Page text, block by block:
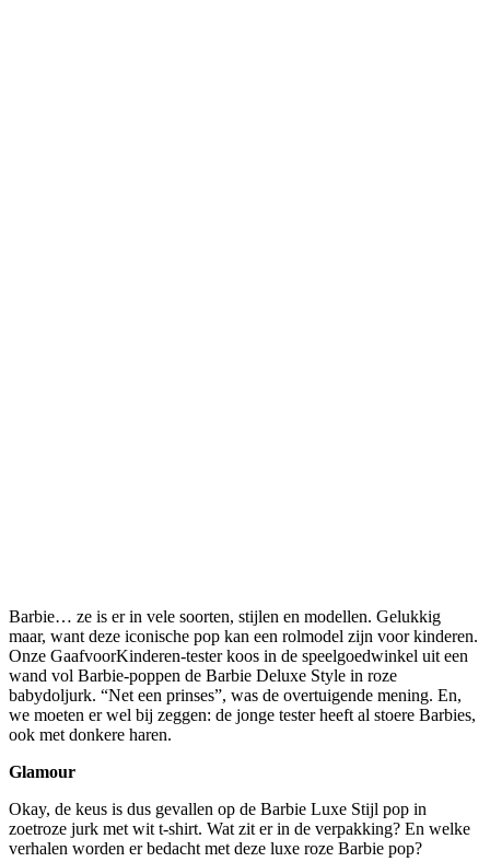
Barbie… ze is er in vele soorten, stijlen en modellen. Gelukkig
maar, want deze iconische pop kan een rolmodel zijn voor kinderen.
Onze GaafvoorKinderen-tester koos in de speelgoedwinkel uit een
wand vol Barbie-poppen de Barbie Deluxe Style in roze
babydoljurk. “Net een prinses”, was de overtuigende mening. En,
we moeten er wel bij zeggen: de jonge tester heeft al stoere Barbies,
ook met donkere haren.
Glamour
Okay, de keus is dus gevallen op de Barbie Luxe Stijl pop in
zoetroze jurk met wit t-shirt. Wat zit er in de verpakking? En welke
verhalen worden er bedacht met deze luxe roze Barbie pop?